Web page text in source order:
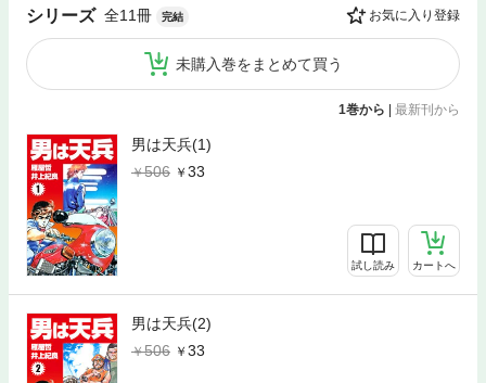
シリーズ 全11冊 完結 お気に入り登録
未購入巻をまとめて買う
1巻から 最新刊から
男は天兵(1)
506
33
試し読み カートへ
男は天兵(2)
506
33